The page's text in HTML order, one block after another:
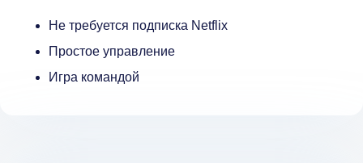
Не требуется подписка Netflix
Простое управление
Игра командой